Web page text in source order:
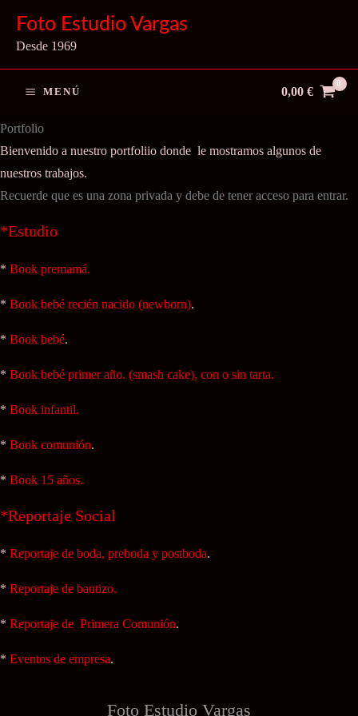
contenido
Foto Estudio Vargas
Desde 1969
MENÚ 0,00 €
Portfolio
Bienvenido a nuestro portfoliio donde le mostramos algunos de
nuestros trabajos.
Recuerde que es una zona privada y debe de tener acceso para entrar.
*Estudio
* Book premamá.
* Book bebé recién nacido (newborn).
* Book bebé.
* Book bebé primer año. (smash cake), con o sin tarta.
* Book infantil.
* Book comunión.
* Book 15 años.
*Reportaje Social
* Reportaje de boda, preboda y postboda.
* Reportaje de bautizo.
* Reportaje de Primera Comunión.
* Eventos de empresa.
Foto Estudio Vargas